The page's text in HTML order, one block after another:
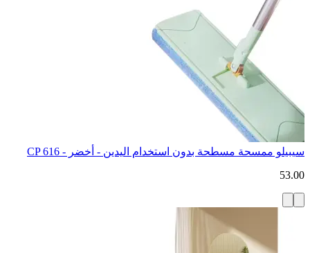
سيبيلو ممسحة مسطحة بدون استخدام اليدين - أخضر - CP 616
53.00